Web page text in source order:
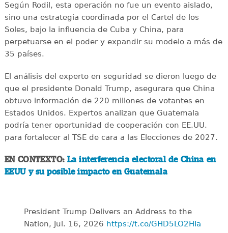
Según Rodil, esta operación no fue un evento aislado,
sino una estrategia coordinada por el Cartel de los
Soles, bajo la influencia de Cuba y China, para
perpetuarse en el poder y expandir su modelo a más de
35 países.
El análisis del experto en seguridad se dieron luego de
que el presidente Donald Trump, asegurara que China
obtuvo información de 220 millones de votantes en
Estados Unidos. Expertos analizan que Guatemala
podría tener oportunidad de cooperación con EE.UU.
para fortalecer al TSE de cara a las Elecciones de 2027.
EN CONTEXTO:La interferencia electoral de China en
EEUU y su posible impacto en Guatemala
President Trump Delivers an Address to the
Nation, Jul. 16, 2026 https://t.co/GHD5LO2HIa